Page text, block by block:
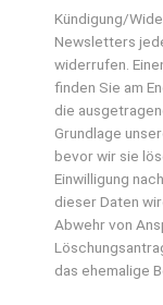
Kündigung/
Newsletters
widerrufen.
finden Sie am
die
Grundlage
bevor wir sie
Einwilligung
dieser Daten
Abwehr von
das ehemalige